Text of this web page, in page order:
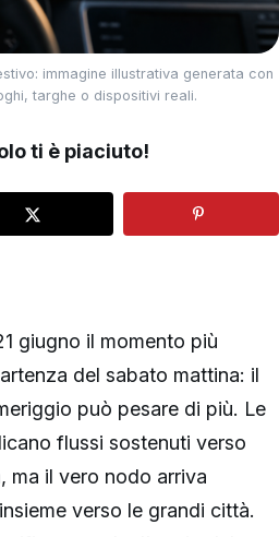
immagine illustrativa generata con
targhe o dispositivi reali.
ti è piaciuto!
giugno il momento più
del sabato mattina: il
può pesare di più. Le
flussi sostenuti verso
ma il vero nodo arriva
verso le grandi città.